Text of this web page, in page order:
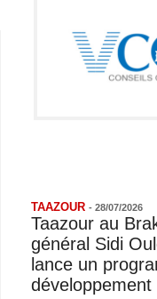
TAAZOUR - 28/07/2026
Taazour au
général Sidi
lance un
développement